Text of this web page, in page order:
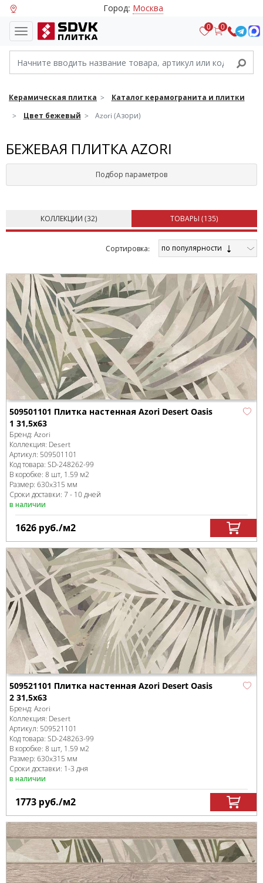
Город: Москва
0 0
Керамическая плитка
Каталог керамогранита и плитки
Цвет бежевый
Azori (Азори)
БЕЖЕВАЯ ПЛИТКА AZORI
Подбор параметров
КОЛЛЕКЦИИ (32) ТОВАРЫ (135)
Cортировка: по популярности
509501101 Плитка настенная Azori Desert Oasis
1 31,5x63
Бренд: Azori
Коллекция: Desert
Артикул: 509501101
Код товара: SD-248262-99
В коробке: 8 шт, 1.59 м2
Размер: 630x315 мм
Сроки доставки: 7 - 10 дней
в наличии
1626 руб./м2
509521101 Плитка настенная Azori Desert Oasis
2 31,5x63
Бренд: Azori
Коллекция: Desert
Артикул: 509521101
Код товара: SD-248263-99
В коробке: 8 шт, 1.59 м2
Размер: 630x315 мм
Сроки доставки: 1-3 дня
в наличии
1773 руб./м2